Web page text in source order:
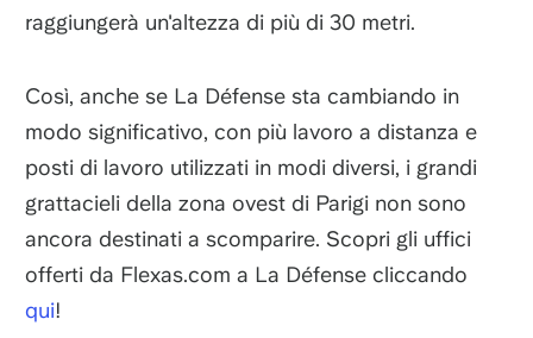
raggiungerà un'altezza di più di 30 metri.
Così, anche se La Défense sta cambiando in
modo significativo, con più lavoro a distanza e
posti di lavoro utilizzati in modi diversi, i grandi
grattacieli della zona ovest di Parigi non sono
ancora destinati a scomparire. Scopri gli uffici
offerti da Flexas.com a La Défense cliccando
qui!